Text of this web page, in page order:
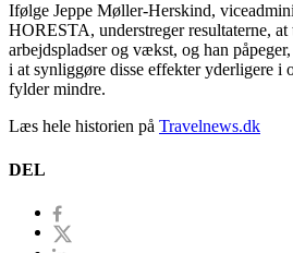
Ifølge Jeppe Møller-Herskind,
HORESTA, understreger resultaterne, at
arbejdspladser og vækst, og han
i at synliggøre disse effekter yderligere i
fylder mindre.
Læs hele historien på Travelnews.dk
DEL